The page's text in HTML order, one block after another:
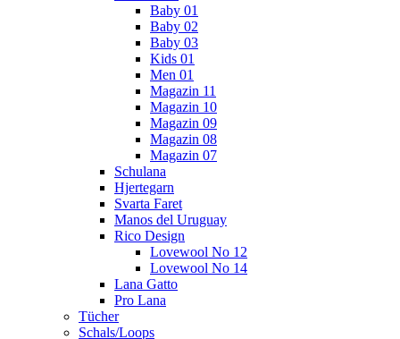
Baby 01
Baby 02
Baby 03
Kids 01
Men 01
Magazin 11
Magazin 10
Magazin 09
Magazin 08
Magazin 07
Schulana
Hjertegarn
Svarta Faret
Manos del Uruguay
Rico Design
Lovewool No 12
Lovewool No 14
Lana Gatto
Pro Lana
Tücher
Schals/Loops